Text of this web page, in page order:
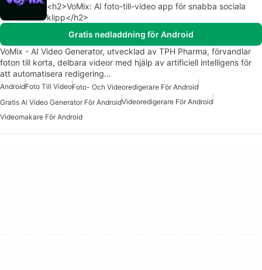
<h2>VoMix: AI foto-till-video app för snabba sociala
klipp</h2>
Gratis nedladdning för Android
VoMix - AI Video Generator, utvecklad av TPH Pharma, förvandlar
foton till korta, delbara videor med hjälp av artificiell intelligens för
att automatisera redigering…
AndroidFoto Till VideoFoto- Och Videoredigerare För Android
Gratis Ai Video Generator För AndroidVideoredigerare För Android
Videomakare För Android